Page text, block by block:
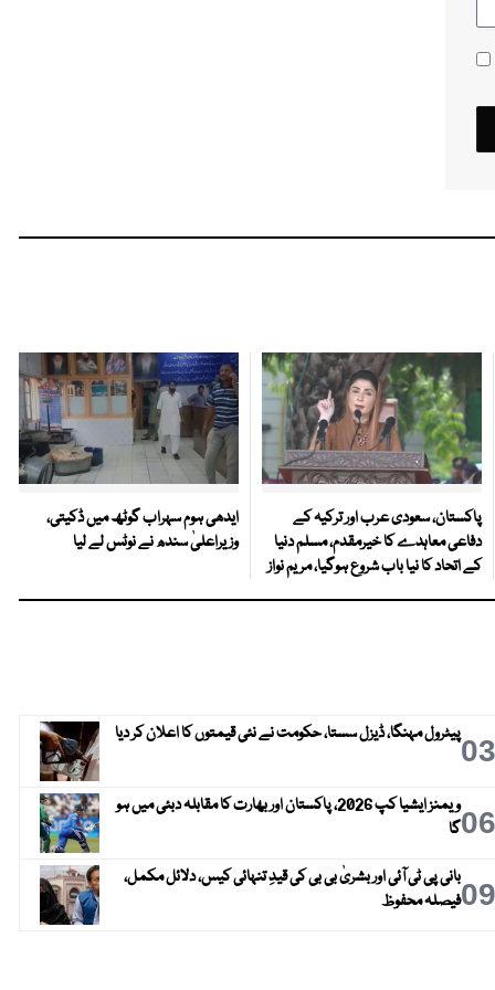
پاکستان، سعودی عرب اور ترکیہ کے
دفاعی معاہدے کا خیرمقدم، مسلم دنیا
کے اتحاد کا نیا باب شروع ہوگیا، مریم نواز
ایدھی ہوم سہراب گوٹھ میں ڈکیتی،
وزیراعلیٰ سندھ نے نوٹس لے لیا
03پیٹرول مہنگا، ڈیزل سستا، حکومت نے نئی قیمتوں کا اعلان کر دیا
06
ویمنز ایشیا کپ 2026، پاکستان اور بھارت کا مقابلہ دبئی میں ہو
گا
09بانی پی ٹی آئی اور بشریٰ بی بی کی قیدِ تنہائی کیس، دلائل مکمل،
فیصلہ محفوظ